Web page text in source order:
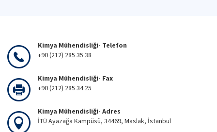
Kimya Mühendisliği- Telefon
+90 (212) 285 35 38
Kimya Mühendisliği- Fax
+90 (212) 285 34 25
Kimya Mühendisliği- Adres
İTÜ Ayazağa Kampüsü, 34469, Maslak, İstanbul